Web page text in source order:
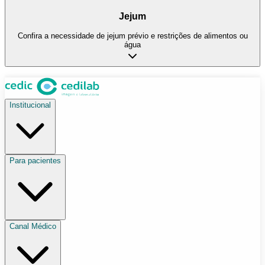
Jejum
Confira a necessidade de jejum prévio e restrições de alimentos ou
água
Institucional
Para pacientes
Canal Médico